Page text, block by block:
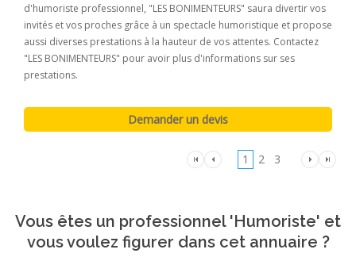
d'humoriste professionnel, "LES BONIMENTEURS" saura divertir vos
invités et vos proches grâce à un spectacle humoristique et propose
aussi diverses prestations à la hauteur de vos attentes. Contactez
"LES BONIMENTEURS" pour avoir plus d'informations sur ses
prestations.
1 2 3
Vous êtes un professionnel 'Humoriste' et
vous voulez figurer dans cet annuaire ?